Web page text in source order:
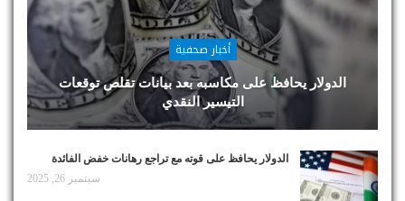
أخبار صحفية
الدولار يحافظ على مكاسبه بعد بيانات تقلص توقعات
التيسير النقدي
الدولار يحافظ على قوته مع تراجع رهانات خفض الفائدة
سبتمبر 26, 2025